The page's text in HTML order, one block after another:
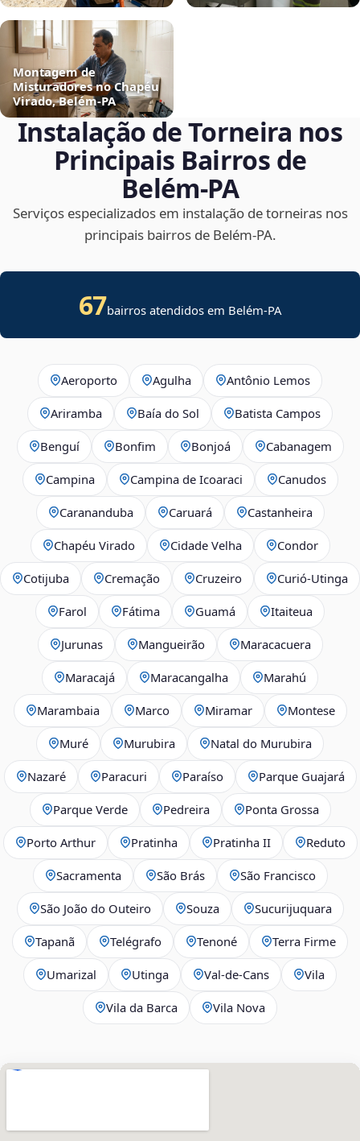
Montagem de
Misturadores no Chapéu
Virado, Belém‑PA
Instalação de Torneira nos
Principais Bairros de
Belém‑PA
Serviços especializados em instalação de torneiras nos
principais bairros de Belém‑PA.
67bairros atendidos em Belém-PA
Aeroporto Agulha Antônio Lemos
Ariramba Baía do Sol Batista Campos
Benguí Bonfim Bonjoá Cabanagem
Campina Campina de Icoaraci Canudos
Carananduba Caruará Castanheira
Chapéu Virado Cidade Velha Condor
Cotijuba Cremação Cruzeiro Curió-Utinga
Farol Fátima Guamá Itaiteua
Jurunas Mangueirão Maracacuera
Maracajá Maracangalha Marahú
Marambaia Marco Miramar Montese
Muré Murubira Natal do Murubira
Nazaré Paracuri Paraíso Parque Guajará
Parque Verde Pedreira Ponta Grossa
Porto Arthur Pratinha Pratinha II Reduto
Sacramenta São Brás São Francisco
São João do Outeiro Souza Sucurijuquara
Tapanã Telégrafo Tenoné Terra Firme
Umarizal Utinga Val-de-Cans Vila
Vila da Barca Vila Nova